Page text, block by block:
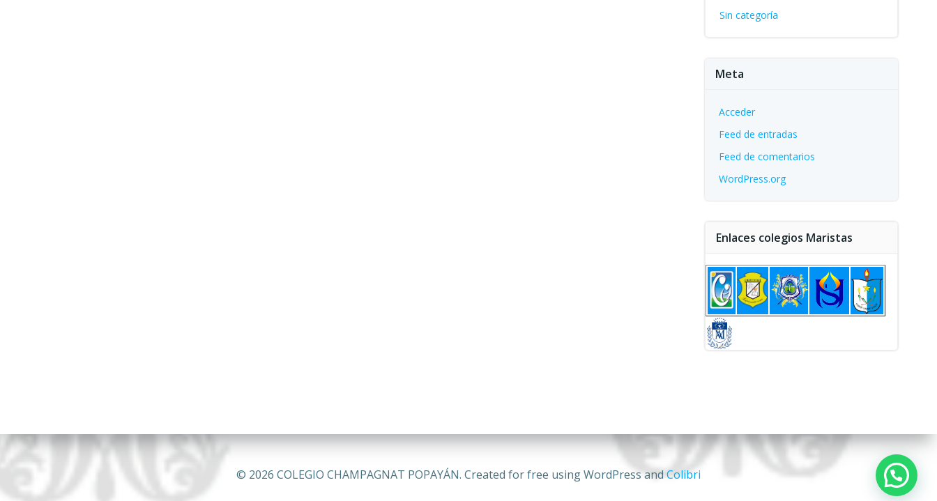
Sin categoría
Meta
Acceder
Feed de entradas
Feed de comentarios
WordPress.org
Enlaces colegios Maristas
© 2026 COLEGIO CHAMPAGNAT POPAYÁN. Created for free using WordPress andColibri